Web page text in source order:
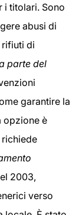
i titolari. Sono
abusi di
di
parte del
garantire la
opzione è
2003,
verso